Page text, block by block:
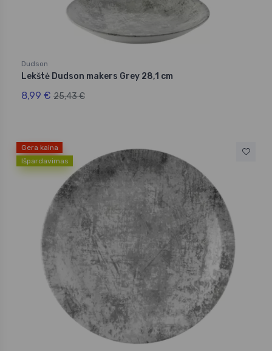
Dudson
Lekštė Dudson makers Grey 28,1 cm
8,99 € 25,43 €
Gera kaina
Išpardavimas